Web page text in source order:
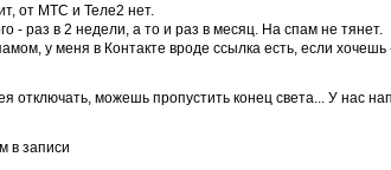
от МТС и Теле2 нет.
- раз в 2 недели, а то и раз в месяц. На спам не тянет.
у меня в Контакте вроде ссылка есть, если
отключать, можешь пропустить конец света... У нас
в записи